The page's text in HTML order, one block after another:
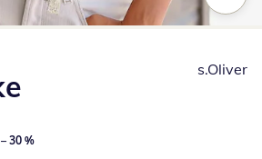
€, vorheriger Preis: 49,99 €
– 30 %
s.Oliver